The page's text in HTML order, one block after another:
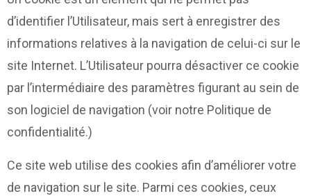
d’identifier l’Utilisateur, mais sert à enregistrer des
informations relatives à la navigation de celui-ci sur le
site Internet. L’Utilisateur pourra désactiver ce cookie
par l’intermédiaire des paramètres figurant au sein de
son logiciel de navigation (voir notre Politique de
confidentialité.)
Ce site web utilise des cookies afin d’améliorer votre
de navigation sur le site. Parmi ces cookies, ceux